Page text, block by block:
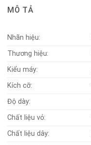
MÔ TẢ
Nhãn hiệu:
Thương hiệu:
Kiểu máy:
Kích cỡ:
Độ dày:
Chất liệu vỏ:
Chất liệu dây: